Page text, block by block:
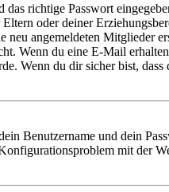
richtige Passwort
oder deiner
angemeldeten Mitglieder
Wenn du eine E-Mail
Wenn du dir sicher bist,
Benutzername und dein
mit der